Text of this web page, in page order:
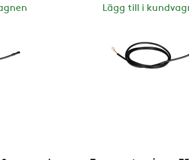
Lägg till i